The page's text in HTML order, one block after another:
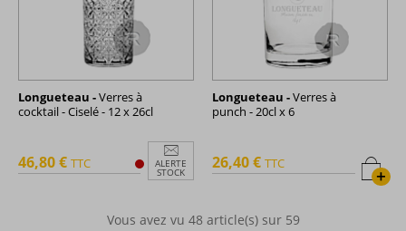
Longueteau -Verres à
cocktail - Ciselé - 12 x 26cl
ALERTE
STOCK
46,80 € TTC
Longueteau -Verres à
punch - 20cl x 6
+
26,40 € TTC
Vous avez vu 48 article(s) sur 59